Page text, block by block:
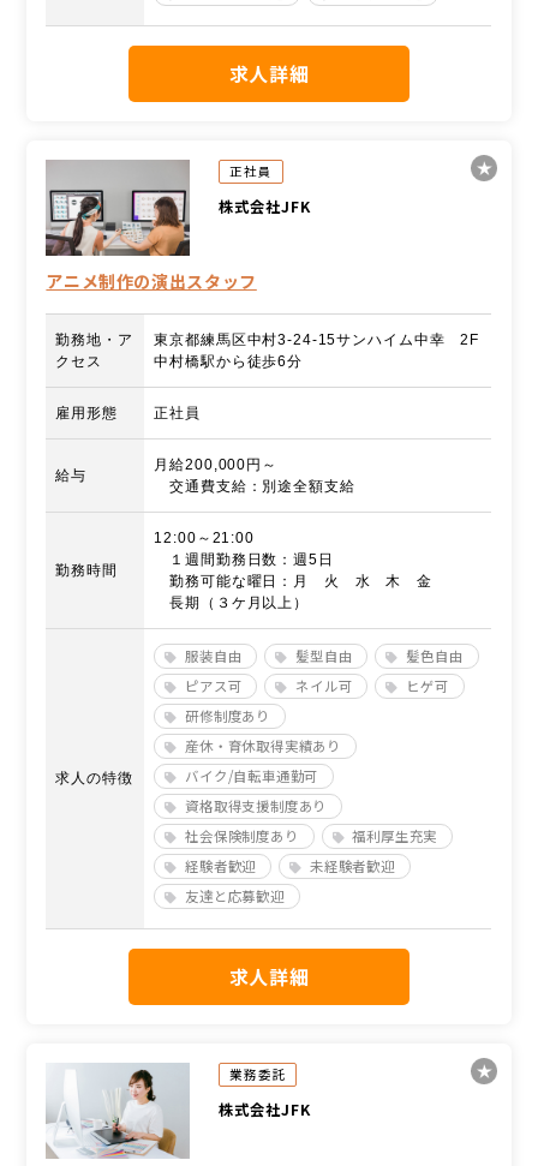
求人詳細
正社員
株式会社JFK
アニメ制作の演出スタッフ
勤務地・ア
クセス
東京都練馬区中村3‐24‐15サンハイム中幸 2F
中村橋駅から徒歩6分
雇用形態 正社員
給与
月給200,000円～
交通費支給：別途全額支給
勤務時間
12:00～21:00
１週間勤務日数：週5日
勤務可能な曜日：月 火 水 木 金
長期（３ケ月以上）
求人の特徴
服装自由 髪型自由
髪色自由
ピアス可
ネイル可
ヒゲ可
研修制度あり
産休・育休取得実績あり
バイク/自転車通勤可
資格取得支援制度あり
社会保険制度あり
福利厚生充実
経験者歓迎
未経験者歓迎
友達と応募歓迎
求人詳細
業務委託
株式会社JFK